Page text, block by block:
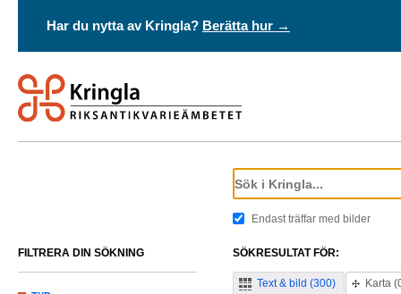
Har du nytta av Kringla? Berätta hur →
Endast träffar med bilder
SÖKRESULTAT FÖR:
Text & bild (300) Karta
FILTRERA DIN SÖKNING